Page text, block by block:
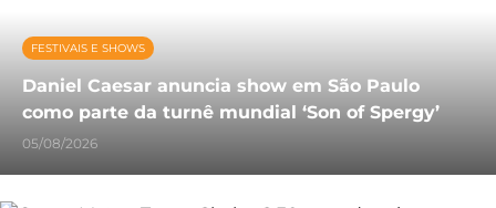
FESTIVAIS E SHOWS
Daniel Caesar anuncia show em São Paulo
como parte da turnê mundial ‘Son of Spergy’
05/08/2026